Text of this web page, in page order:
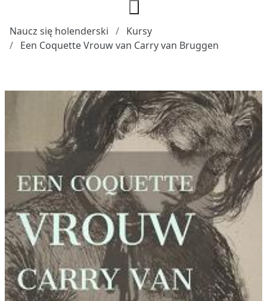
Naucz się holenderski
Kursy
Een Coquette Vrouw van Carry van Bruggen